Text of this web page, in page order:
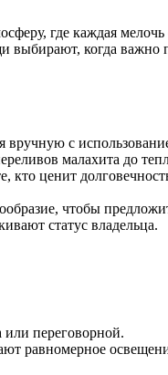
где каждая
выбирают, когда важно
вручную с
малахита до
ценит
чтобы
статус владельца.
или переговорной.
равномерное